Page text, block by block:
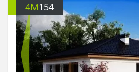
4M154